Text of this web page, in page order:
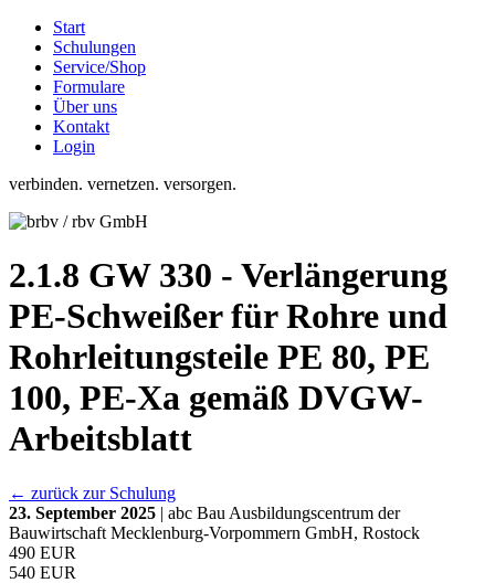
Start
Schulungen
Service/Shop
Formulare
Über uns
Kontakt
Login
verbinden. vernetzen. versorgen.
2.1.8 GW 330 - Verlängerung
PE-Schweißer für Rohre und
Rohrleitungsteile PE 80, PE
100, PE-Xa gemäß DVGW-
Arbeitsblatt
← zurück zur Schulung
23. September 2025 | abc Bau Ausbildungscentrum der
Bauwirtschaft Mecklenburg-Vorpommern GmbH, Rostock
490 EUR
540 EUR